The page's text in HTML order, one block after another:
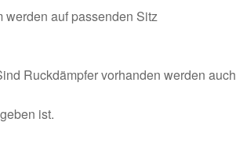
werden auf passenden Sitz
Ruckdämpfer vorhanden werden auch
ist.